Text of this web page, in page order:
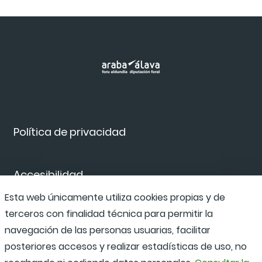
Política de privacidad
Accesibilidad
Canal de denuncias
Esta web únicamente utiliza cookies propias y de
terceros con finalidad técnica para permitir la
navegación de las personas usuarias, facilitar
posteriores accesos y realizar estadísticas de uso, no